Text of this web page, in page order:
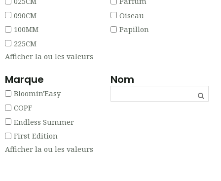
090CM
100MM
225CM
Afficher la ou les valeurs
Oiseau
Papillon
Marque
Bloomin'Easy
COPF
Endless Summer
First Edition
Afficher la ou les valeurs
Nom